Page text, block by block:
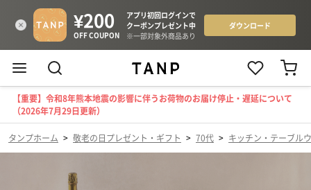
【重要】令和8年熊本地震の影響に伴うお荷物のお届け停止・遅延について
（2026年7月29日更新）
タンプホーム > 敬老の日プレゼント・ギフト > 70代 > キッチン・テーブル